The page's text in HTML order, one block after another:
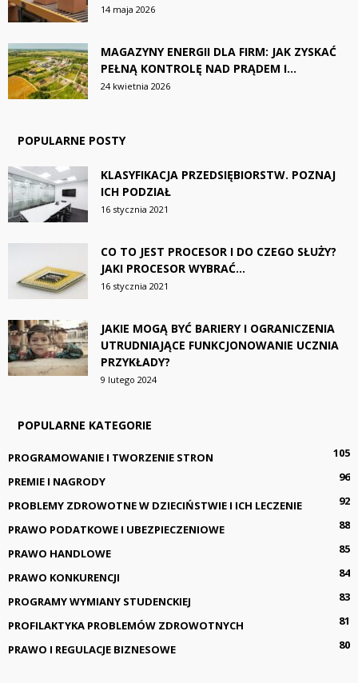
14 maja 2026
MAGAZYNY ENERGII DLA FIRM: JAK ZYSKAĆ
PEŁNĄ KONTROLĘ NAD PRĄDEM I...
24 kwietnia 2026
POPULARNE POSTY
KLASYFIKACJA PRZEDSIĘBIORSTW. POZNAJ
ICH PODZIAŁ
16 stycznia 2021
CO TO JEST PROCESOR I DO CZEGO SŁUŻY?
JAKI PROCESOR WYBRAĆ...
16 stycznia 2021
JAKIE MOGĄ BYĆ BARIERY I OGRANICZENIA
UTRUDNIAJĄCE FUNKCJONOWANIE UCZNIA
PRZYKŁADY?
9 lutego 2024
POPULARNE KATEGORIE
PROGRAMOWANIE I TWORZENIE STRON
105
PREMIE I NAGRODY
96
PROBLEMY ZDROWOTNE W DZIECIŃSTWIE I ICH LECZENIE
92
PRAWO PODATKOWE I UBEZPIECZENIOWE
88
PRAWO HANDLOWE
85
PRAWO KONKURENCJI
84
PROGRAMY WYMIANY STUDENCKIEJ
83
PROFILAKTYKA PROBLEMÓW ZDROWOTNYCH
81
PRAWO I REGULACJE BIZNESOWE
80